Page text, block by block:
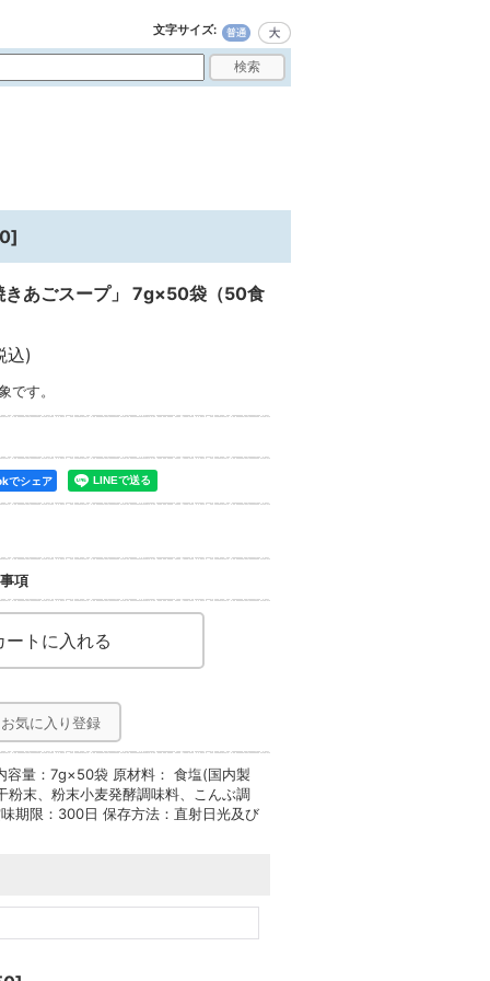
文字サイズ:
]
きあごスープ」 7g×50袋（50食
込)
です。
でシェア
項
お気に入り登録
容量：7g×50袋 原材料： 食塩(国内製
粉末、粉末小麦発酵調味料、こんぶ調
期限：300日 保存方法：直射日光及び